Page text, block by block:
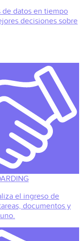
de datos en tiempo
decisiones sobre
el ingreso de
documentos y